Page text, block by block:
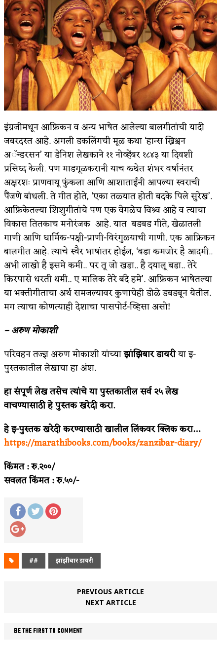
किती घोषणांचा पाऊस होता
कसं हुईन तं हू माय…
काळजाचे प्रेत
चमकदार चांदी
आदिवासींचा डॉक्टर, समाजसेवेचा ध्यास : डॉ. राहुल
डेंग्यू: ताप उतरला म्हणजे धोका टळला असे नाही!
४ जुलै – इतिहासात घडलेल्या महत्त्वाच्या घटना
सुवर्ण – झळाळी
‘अर्थ’पूर्ण हास्य
अष्टपैलू : खंडू रांगणेकर
अपूर्ण कथा
बुडीच खटलं – संयुक्त कुटुंब का गरजेचं?
इंग्रजीमधून आफ्रिकन व अन्य भाषेत आलेल्या बालगीतांची यादी
जबरदस्त आहे. अगली डकलिंगची मूळ कथा ‘हान्स ख्रिश्चन
अॅन्डरसन’ या डेनिश लेखकाने ११ नोव्हेंबर १८४३ या दिवशी
प्रसिध्द केली. पण माडगूळकरानी याच कथेत शंभर वर्षानंतर
अक्षरशः प्राणवायू फुंकला आणि आशाताईंनी आपल्या स्वराची
पैंजणे बांधली. ते गीत होते, ‘एका तळ्यात होती बदके पिले सुरेख’.
आफ्रिकेतल्या शिशुगीतांचे पण एक वेगळेच विश्र्व आहे व त्याचा
विकास तितकाच मनोरंजक आहे. यात बडबड गीते, खेळातली
गाणी आणि धार्मिक-पक्षी-प्राणी-विरंगुळ्याची गाणी. एक आफ्रिकन
बालगीत आहे. त्याचे स्वैर भाषांतर होईल, ‘बडा कमजोर है आदमी..
अभी लाखो है इसमे कमी.. पर तू जो खडा.. है दयालू बडा.. तेरे
किरपासे धरती थमी.. ए मालिक तेरे बंदे हमे’. आफ्रिकन भाषेतल्या
या भक्तीगीताचा अर्थ समजल्यावर कुणाचेही डोळे डबडबून येतील.
मग त्याचा कोणत्याही देशाचा पासपोर्ट-व्हिसा असो!
– अरुण मोकाशी
परिवहन तज्ज्ञ अरुण मोकाशी यांच्याझांझिबार डायरीया इ-
पुस्तकातील लेखाचा हा अंश.
हा संपूर्ण लेख तसेच त्यांचे या पुस्तकातील सर्व २५ लेख
वाचण्यासाठी हे पुस्तक खरेदी करा.
हे इ-पुस्तक खरेदी करण्यासाठी खालील लिंकवर क्लिक करा…
https://marathibooks.com/books/zanzibar-diary/
किंमत : रु.२००/
सवलत किंमत : रु.५०/-
## झांझीबार डायरी
PREVIOUS ARTICLE
NEXT ARTICLE
BE THE FIRST TO COMMENT